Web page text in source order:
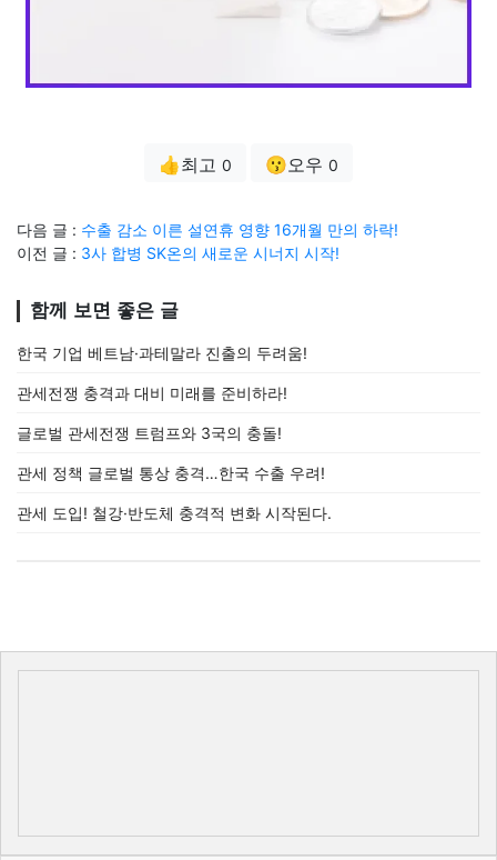
👍최고 0 😗오우 0
다음 글 : 수출 감소 이른 설연휴 영향 16개월 만의 하락!
이전 글 : 3사 합병 SK온의 새로운 시너지 시작!
함께 보면 좋은 글
한국 기업 베트남·과테말라 진출의 두려움!
관세전쟁 충격과 대비 미래를 준비하라!
글로벌 관세전쟁 트럼프와 3국의 충돌!
관세 정책 글로벌 통상 충격…한국 수출 우려!
관세 도입! 철강·반도체 충격적 변화 시작된다.